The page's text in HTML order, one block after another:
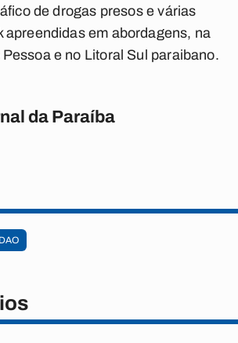
de drogas presos e várias
apreendidas em abordagens, na
e no Litoral Sul paraibano.
da Paraíba